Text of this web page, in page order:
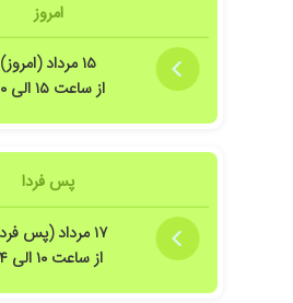
امروز
۱۵ مرداد (امروز)
از ساعت ۱۵ الی ۲۰
پس فردا
۱۷ مرداد (پس فردا)
از ساعت ۱۰ الی ۱۴